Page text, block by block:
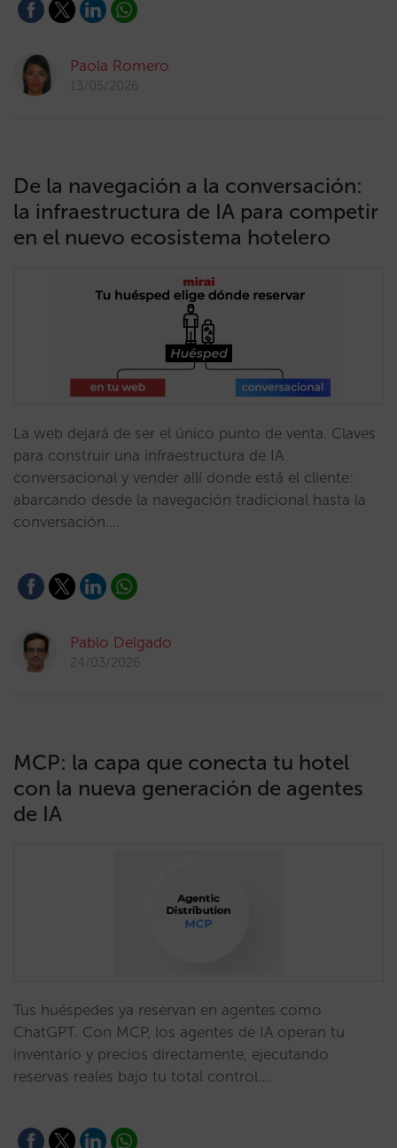
Paola Romero
13/05/2026
De la navegación a la conversación:
la infraestructura de IA para competir
en el nuevo ecosistema hotelero
La web dejará de ser el único punto de venta. Claves
para construir una infraestructura de IA
conversacional y vender allí donde está el cliente:
abarcando desde la navegación tradicional hasta la
conversación.…
Pablo Delgado
24/03/2026
MCP: la capa que conecta tu hotel
con la nueva generación de agentes
de IA
Tus huéspedes ya reservan en agentes como
ChatGPT. Con MCP, los agentes de IA operan tu
inventario y precios directamente, ejecutando
reservas reales bajo tu total control.…